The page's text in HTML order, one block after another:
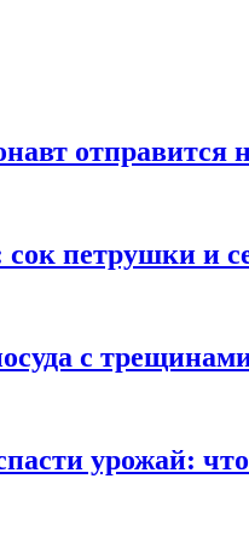
петрушки и
с
урожай: